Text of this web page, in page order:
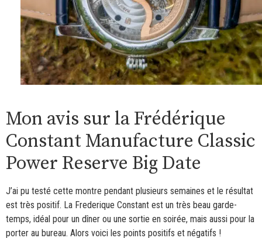
Mon avis sur la Frédérique
Constant Manufacture Classic
Power Reserve Big Date
J’ai pu testé cette montre pendant plusieurs semaines et le résultat
est très positif. La Frederique Constant est un très beau garde-
temps, idéal pour un dîner ou une sortie en soirée, mais aussi pour la
porter au bureau. Alors voici les points positifs et négatifs !